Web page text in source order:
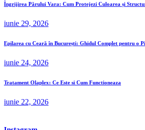
Îngrijirea Părului Vara: Cum Protejezi Culoarea și
iunie 29, 2026
Epilarea cu Ceară în București: Ghidul Complet pentru o
iunie 24, 2026
Tratament Olaplex: Ce Este si Cum Functioneaza
iunie 22, 2026